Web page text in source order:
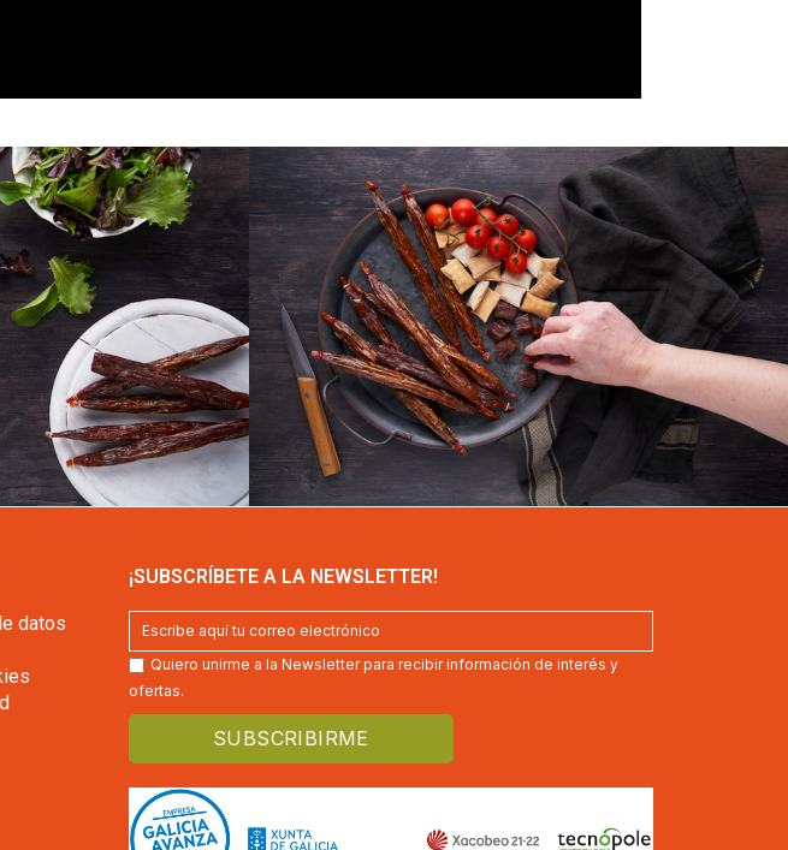
datos
¡SUBSCRÍBETE A LA NEWSLETTER!
Quiero unirme a la Newsletter para recibir información de interés y
ofertas.